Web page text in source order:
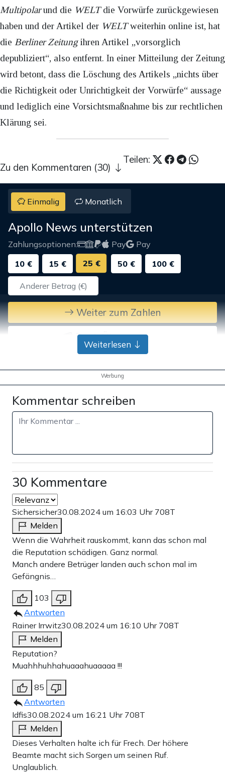
Multipolarund die WELTdie Vorwürfe zurückgewiesen
haben und der Artikel der WELTweiterhin online ist, hat
die Berliner Zeitungihren Artikel „vorsorglich
depubliziert“, also entfernt. In einer Mitteilung der Zeitung
wird betont, dass die Löschung des Artikels „nichts über
die Richtigkeit oder Unrichtigkeit der Vorwürfe“ aussage
und lediglich eine Vorsichtsmaßnahme bis zur rechtlichen
Klärung sei.
Teilen:
Zu den Kommentaren (30)
Einmalig Monatlich
Apollo News unterstützen
Zahlungsoptionen: Pay
Pay
10 €
15 € 25 € 50 € 100 €
Weiter zum Zahlen
Bank-Überweisung
Weiterlesen
Werbung
Kommentar schreiben
30 Kommentare
Sichersicher30.08.2024 um 16:03 Uhr 708T
Melden
Wenn die Wahrheit rauskommt, kann das schon mal
die Reputation schädigen. Ganz normal.
Manch andere Betrüger landen auch schon mal im
Gefängnis…
103
Antworten
Rainer Irrwitz30.08.2024 um 16:10 Uhr 708T
Melden
Reputation?
Muahhhuhhahuaaahuaaaaa !!!
85
Antworten
Idfis30.08.2024 um 16:21 Uhr 708T
Melden
Dieses Verhalten halte ich für Frech. Der höhere
Beamte macht sich Sorgen um seinen Ruf.
Unglaublich.